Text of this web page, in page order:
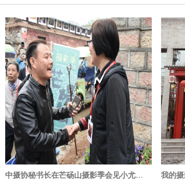
中摄协秘书长在芒砀山摄影季会见小尤团长并观